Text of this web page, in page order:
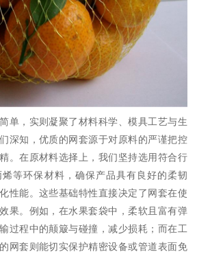
单，实则凝聚了材料科学、模具工艺与生
深知，优质的网套源于对原料的严谨把控
。在原材料选择上，我们坚持选用符合行
等环保材料，确保产品具有良好的柔韧
性能。这些基础特性直接决定了网套在使
果。例如，在水果套袋中，柔软且富有弹
过程中的颠簸与碰撞，减少损耗；而在工
网套则能切实保护精密设备或管道表面免